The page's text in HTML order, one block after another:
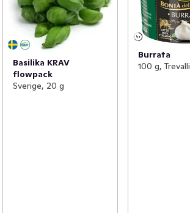
Basilika KRAV
flowpack
Sverige, 20 g
Burrata
100 g, Trevalli